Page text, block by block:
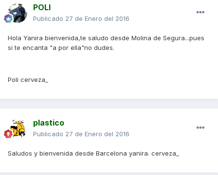
POLI
Publicado 27 de Enero del 2016
Hola Yanira bienvenida,te saludo desde Molina de Segura...pues
si te encanta "a por ella"no dudes.
Poli cerveza_
plastico
Publicado 27 de Enero del 2016
Saludos y bienvenida desde Barcelona yanira. cerveza_